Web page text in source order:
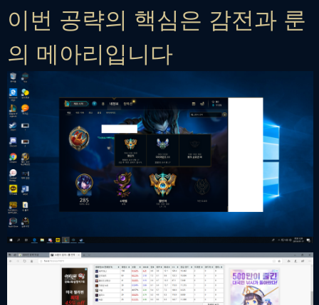
이번 공략의 핵심은 감전과 룬
의 메아리입니다